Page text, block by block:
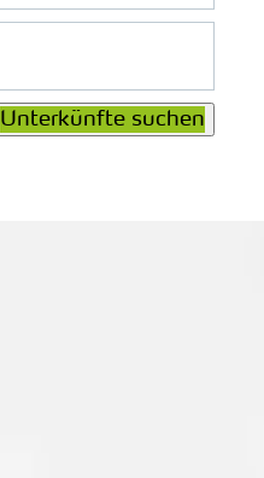
Unterkünfte suchen